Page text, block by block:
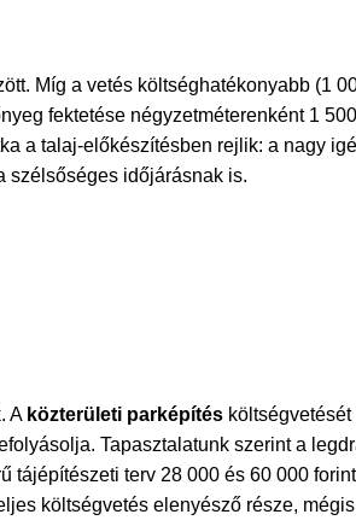
Míg a vetés költséghatékonyabb (1
fektetése négyzetméterenként 1
a talaj-előkészítésben rejlik: a nagy
szélsőséges időjárásnak is.
A közterületi parképítés
Tapasztalatunk szerint a
terv 28 000 és 60 000
költségvetés elenyésző része,